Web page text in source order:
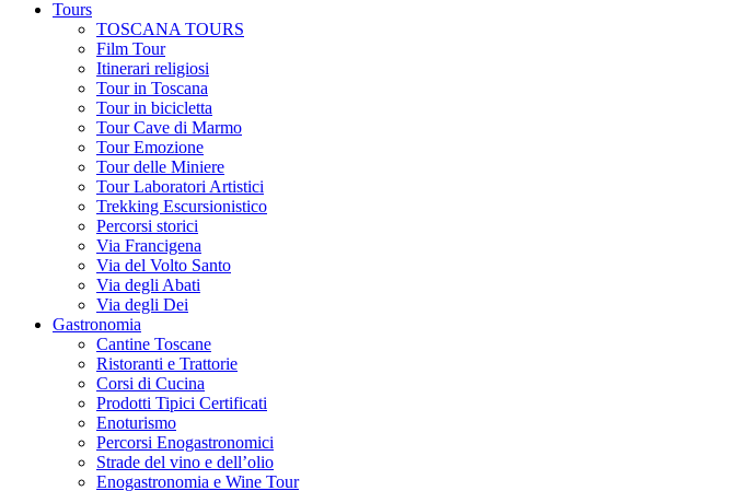
Tours
TOSCANA TOURS
Film Tour
Itinerari religiosi
Tour in Toscana
Tour in bicicletta
Tour Cave di Marmo
Tour Emozione
Tour delle Miniere
Tour Laboratori Artistici
Trekking Escursionistico
Percorsi storici
Via Francigena
Via del Volto Santo
Via degli Abati
Via degli Dei
Gastronomia
Cantine Toscane
Ristoranti e Trattorie
Corsi di Cucina
Prodotti Tipici Certificati
Enoturismo
Percorsi Enogastronomici
Strade del vino e dell’olio
Enogastronomia e Wine Tour